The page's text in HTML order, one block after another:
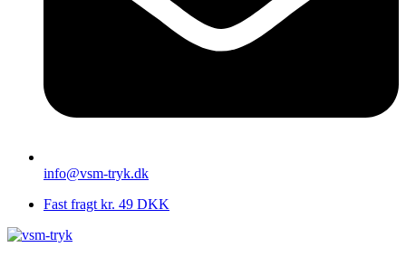
info@vsm-tryk.dk
Fast fragt kr. 49 DKK